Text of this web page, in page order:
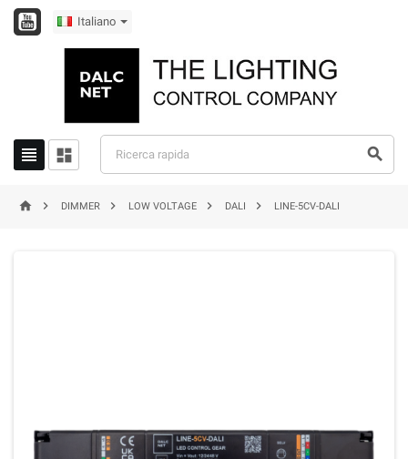
Italiano
  
  DIMMER  LOW VOLTAGE  DALI  LINE-5CV-DALI